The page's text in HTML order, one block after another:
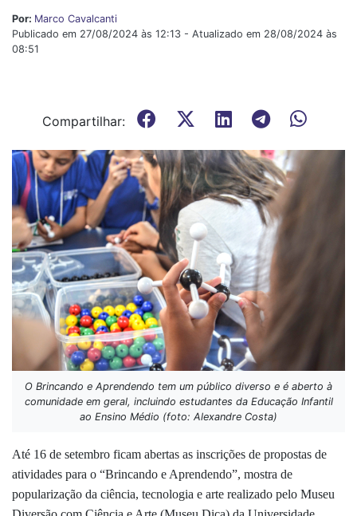
Por: Marco Cavalcanti
Publicado em 27/08/2024 às 12:13 - Atualizado em 28/08/2024 às
08:51
Compartilhar:
O Brincando e Aprendendo tem um público diverso e é aberto à
comunidade em geral, incluindo estudantes da Educação Infantil
ao Ensino Médio (foto: Alexandre Costa)
Até 16 de setembro ficam abertas as inscrições de propostas de
atividades para o “Brincando e Aprendendo”, mostra de
popularização da ciência, tecnologia e arte realizado pelo Museu